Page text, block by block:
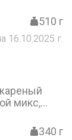
510 г
16.10.2025 г.
микс,
340 г